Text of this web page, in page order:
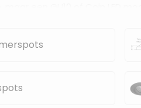
een GU10 of Coin LED
lichtkleur of kleur van het